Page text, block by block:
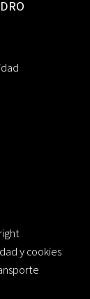
y cookies